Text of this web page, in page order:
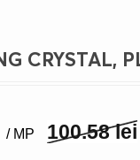
CRYSTAL,
/ MP 100.58 lei